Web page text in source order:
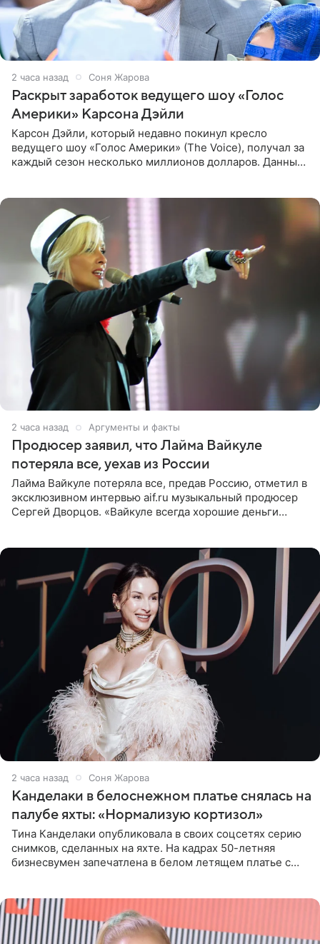
2 часа назад Соня Жарова
Раскрыт заработок ведущего шоу «Голос
Америки» Карсона Дэйли
Карсон Дэйли, который недавно покинул кресло
ведущего шоу «Голос Америки» (The Voice), получал за
каждый сезон несколько миллионов долларов. Данные
2 часа назад Аргументы и факты
Продюсер заявил, что Лайма Вайкуле
потеряла все, уехав из России
Лайма Вайкуле потеряла все, предав Россию, отметил в
эксклюзивном интервью aif.ru музыкальный продюсер
Сергей Дворцов. «Вайкуле всегда хорошие деньги
2 часа назад Соня Жарова
Канделаки в белоснежном платье снялась на
палубе яхты: «Нормализую кортизол»
Тина Канделаки опубликовала в своих соцсетях серию
снимков, сделанных на яхте. На кадрах 50-летняя
бизнесвумен запечатлена в белом летящем платье с